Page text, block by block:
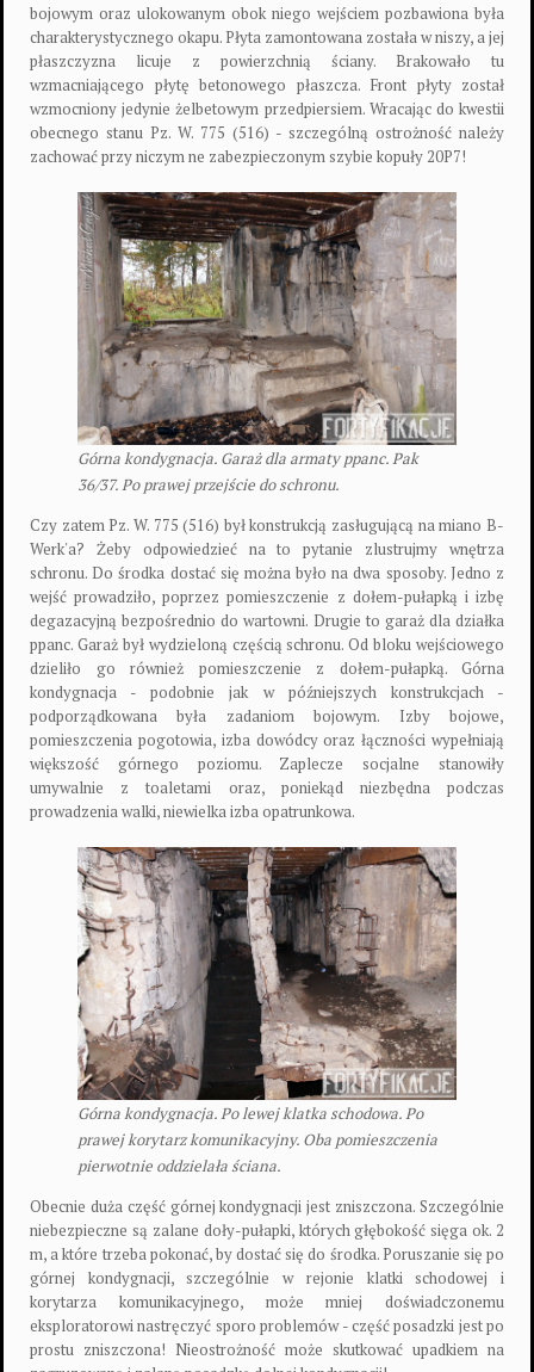
bojowym oraz ulokowanym obok niego wejściem pozbawiona była
charakterystycznego okapu. Płyta zamontowana została w niszy, a jej
płaszczyzna licuje z powierzchnią ściany. Brakowało tu
wzmacniającego płytę betonowego płaszcza. Front płyty został
wzmocniony jedynie żelbetowym przedpiersiem. Wracając do kwestii
obecnego stanu Pz. W. 775 (516) - szczególną ostrożność należy
zachować przy niczym ne zabezpieczonym szybie kopuły 20P7!
Górna kondygnacja. Garaż dla armaty ppanc. Pak
36/37. Po prawej przejście do schronu.
Czy zatem Pz. W. 775 (516) był konstrukcją zasługującą na miano B-
Werk'a? Żeby odpowiedzieć na to pytanie zlustrujmy wnętrza
schronu. Do środka dostać się można było na dwa sposoby. Jedno z
wejść prowadziło, poprzez pomieszczenie z dołem-pułapką i izbę
degazacyjną bezpośrednio do wartowni. Drugie to garaż dla działka
ppanc. Garaż był wydzieloną częścią schronu. Od bloku wejściowego
dzieliło go również pomieszczenie z dołem-pułapką. Górna
kondygnacja - podobnie jak w późniejszych konstrukcjach -
podporządkowana była zadaniom bojowym. Izby bojowe,
pomieszczenia pogotowia, izba dowódcy oraz łączności wypełniają
większość górnego poziomu. Zaplecze socjalne stanowiły
umywalnie z toaletami oraz, poniekąd niezbędna podczas
prowadzenia walki, niewielka izba opatrunkowa.
Górna kondygnacja. Po lewej klatka schodowa. Po
prawej korytarz komunikacyjny. Oba pomieszczenia
pierwotnie oddzielała ściana.
Obecnie duża część górnej kondygnacji jest zniszczona. Szczególnie
niebezpieczne są zalane doły-pułapki, których głębokość sięga ok. 2
m, a które trzeba pokonać, by dostać się do środka. Poruszanie się po
górnej kondygnacji, szczególnie w rejonie klatki schodowej i
korytarza komunikacyjnego, może mniej doświadczonemu
eksploratorowi nastręczyć sporo problemów - część posadzki jest po
prostu zniszczona! Nieostrożność może skutkować upadkiem na